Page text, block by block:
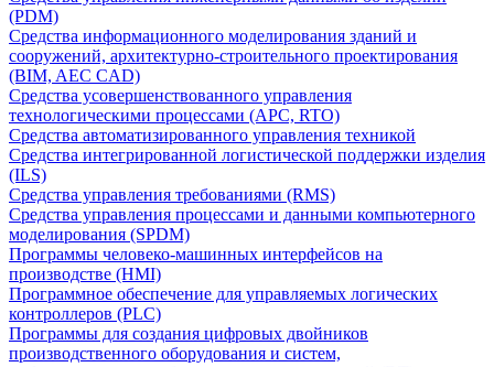
(PDM)
Средства информационного моделирования зданий и
сооружений, архитектурно-строительного проектирования
(BIM, AEC CAD)
Средства усовершенствованного управления
технологическими процессами (APC, RTO)
Средства автоматизированного управления техникой
Средства интегрированной логистической поддержки изделия
(ILS)
Средства управления требованиями (RMS)
Средства управления процессами и данными компьютерного
моделирования (SPDM)
Программы человеко-машинных интерфейсов на
производстве (HMI)
Программное обеспечение для управляемых логических
контроллеров (PLC)
Программы для создания цифровых двойников
производственного оборудования и систем,